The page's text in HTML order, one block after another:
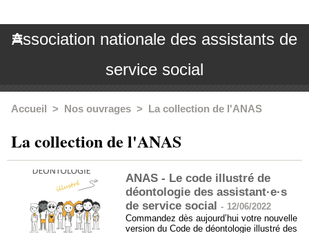
Association nationale des assistants de
service social
Accueil > Nos ouvrages > La collection de l'ANAS
La collection de l'ANAS
ANAS - Le code illustré de
déontologie des assistant·e·s
de service social - 12/06/2022
Commandez dès aujourd’hui votre nouvelle
version du Code de déontologie illustré des